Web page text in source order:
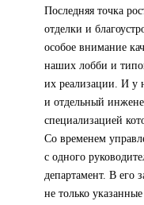
Последняя точка
отделки и
особое внимание
наших лобби и
их реализации. И у
и отдельный
специализацией
Со временем
с одного
департамент. В его
не только